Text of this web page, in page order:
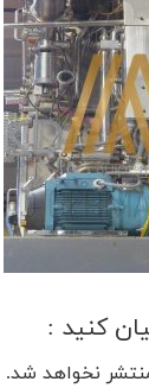
کنید :
نخواهد شد.